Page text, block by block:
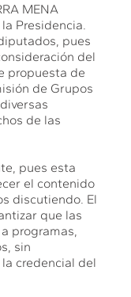
MENA
Presidencia.
pues
del
propuesta de
de Grupos
de las
pues esta
el contenido
discutiendo. El
que las
programas,
sin
credencial del